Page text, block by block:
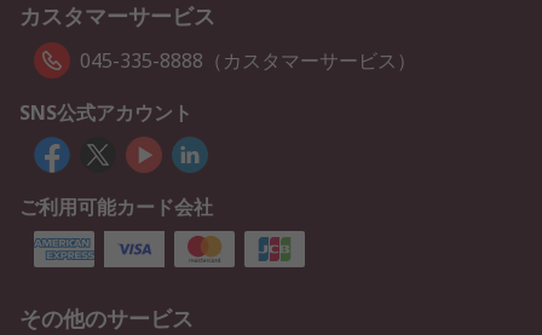
カスタマーサービス
045-335-8888（カスタマーサービス）
SNS公式アカウント
ご利用可能カード会社
その他のサービス